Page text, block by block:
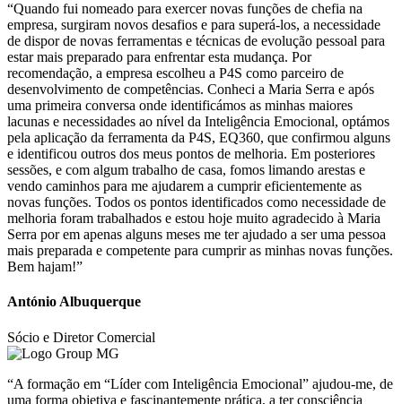
“Quando fui nomeado para exercer novas funções de chefia na
empresa, surgiram novos desafios e para superá-los, a necessidade
de dispor de novas ferramentas e técnicas de evolução pessoal para
estar mais preparado para enfrentar esta mudança. Por
recomendação, a empresa escolheu a P4S como parceiro de
desenvolvimento de competências. Conheci a Maria Serra e após
uma primeira conversa onde identificámos as minhas maiores
lacunas e necessidades ao nível da Inteligência Emocional, optámos
pela aplicação da ferramenta da P4S, EQ360, que confirmou alguns
e identificou outros dos meus pontos de melhoria. Em posteriores
sessões, e com algum trabalho de casa, fomos limando arestas e
vendo caminhos para me ajudarem a cumprir eficientemente as
novas funções. Todos os pontos identificados como necessidade de
melhoria foram trabalhados e estou hoje muito agradecido à Maria
Serra por em apenas alguns meses me ter ajudado a ser uma pessoa
mais preparada e competente para cumprir as minhas novas funções.
Bem hajam!”
António Albuquerque
Sócio e Diretor Comercial
“A formação em “Líder com Inteligência Emocional” ajudou-me, de
uma forma objetiva e fascinantemente prática, a ter consciência